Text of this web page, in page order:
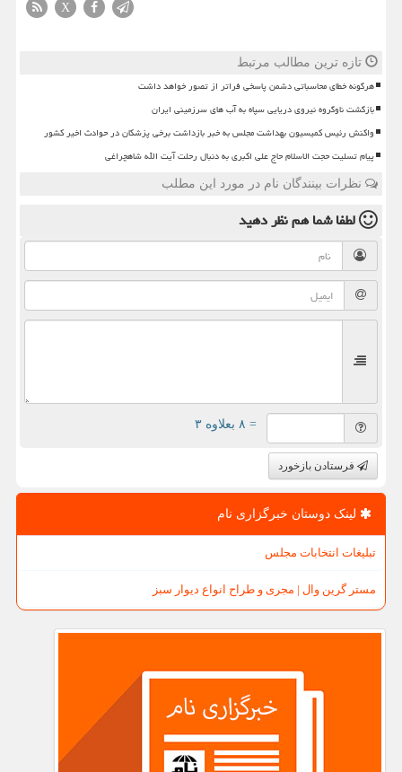
X
تازه ترین مطالب مرتبط
هرگونه خطای محاسباتی دشمن پاسخی فراتر از تصور خواهد داشت
بازگشت ناوگروه نیروی دریایی سپاه به آب های سرزمینی ایران
واکنش رئیس کمیسیون بهداشت مجلس به خبر بازداشت برخی پزشکان در حوادث اخیر کشور
پیام تسلیت حجت الاسلام حاج علی اکبری به دنبال رحلت آیت الله شاهچراغی
نظرات بینندگان نام در مورد این مطلب
لطفا شما همنظر دهید
= ۸ بعلاوه ۳
فرستادن بازخورد
لینک دوستان خبرگزاری نام
تبلیغات انتخابات مجلس
مستر گرین وال | مجری و طراح انواع دیوار سبز